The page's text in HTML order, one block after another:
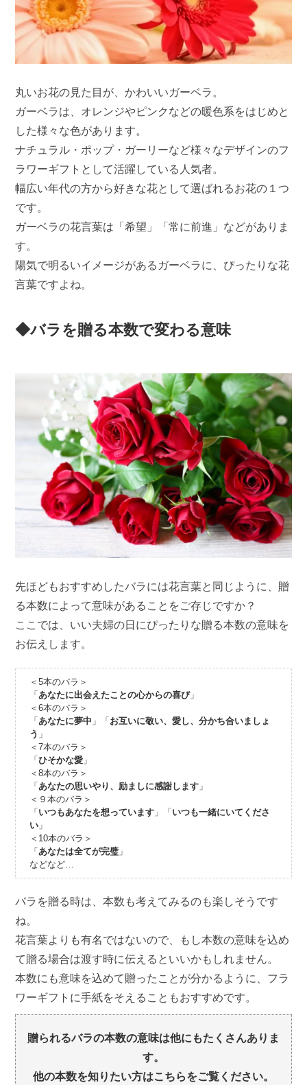
丸いお花の見た目が、かわいいガーベラ。
ガーベラは、オレンジやピンクなどの暖色系をはじめと
した様々な色があります。
ナチュラル・ポップ・ガーリーなど様々なデザインのフ
ラワーギフトとして活躍している人気者。
幅広い年代の方から好きな花として選ばれるお花の１つ
です。
ガーベラの花言葉は「希望」「常に前進」などがありま
す。
陽気で明るいイメージがあるガーベラに、ぴったりな花
言葉ですよね。
◆バラを贈る本数で変わる意味
先ほどもおすすめしたバラには花言葉と同じように、贈
る本数によって意味があることをご存じですか？
ここでは、いい夫婦の日にぴったりな贈る本数の意味を
お伝えします。
＜5本のバラ＞
「あなたに出会えたことの心からの喜び」
＜6本のバラ＞
「あなたに夢中 」「お互いに敬い、愛し、分かち合いましょ
う 」
＜7本のバラ＞
「ひそかな愛 」
＜8本のバラ＞
「あなたの思いやり、励ましに感謝します 」
＜９本のバラ＞
「いつもあなたを想っています 」「いつも一緒にいてくださ
い 」
＜10本のバラ＞
「あなたは全てが完璧 」
などなど…
バラを贈る時は、本数も考えてみるのも楽しそうです
ね。
花言葉よりも有名ではないので、もし本数の意味を込め
て贈る場合は渡す時に伝えるといいかもしれません。
本数にも意味を込めて贈ったことが分かるように、フラ
ワーギフトに手紙をそえることもおすすめです。
贈られるバラの本数の意味は他にもたくさんありま
す。
他の本数を知りたい方はこちらをご覧ください。